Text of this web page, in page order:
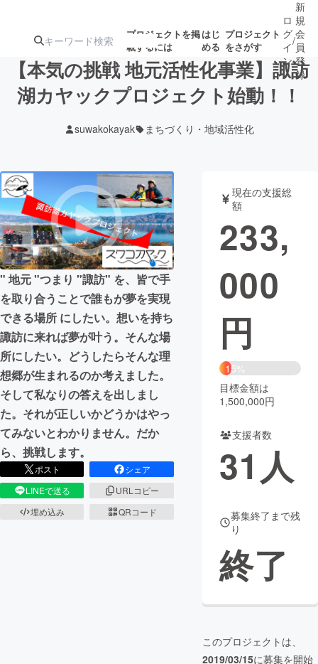
プロジェクトを掲
載するには
はじ
める
プロジェクト
をさがす
ターン
ジェクト
募集終了が近いプ
ロジェクト
アート・写真 音楽
テクノロジー・ガジェット ゲーム・サ
映像・映画
ビジネス・起業
まちづくり・地域活性化
CAMPFIRE for Social Good
CAMPFIRE Creation
CAMPFIREふるさと納税machi-ya コミュニティ
ロ
グ
イ
ン
/
新
規
会
員
登
録
【本気の挑戦 地元活性化事業】諏訪
湖カヤックプロジェクト始動！！
suwakokayak まちづくり・地域活性化
" 地元 "つまり "諏訪" を、皆で手
を取り合うことで誰もが夢を実現
できる場所 にしたい。想いを持ち
諏訪に来れば夢が叶う。そんな場
所にしたい。どうしたらそんな理
想郷が生まれるのか考えました。
そして私なりの答えを出しまし
た。それが正しいかどうかはやっ
てみないとわかりません。だか
ら、挑戦します。
ポスト
シェア
LINEで送る
URLコピー
埋め込み
QRコード
現在の支援総
額
233,
000
円
15%
目標金額は
1,500,000円
支援者数
31 人
募集終了まで残
り
終了
このプロジェクトは、
2019/03/15に募集を開始